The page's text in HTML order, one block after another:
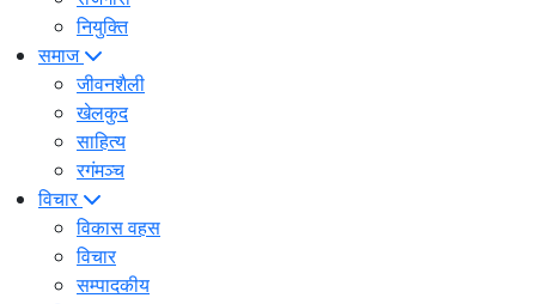
नियुक्ति
समाज
जीवनशैली
खेलकुद
साहित्य
रगंमञ्च
विचार
विकास वहस
विचार
सम्पादकीय